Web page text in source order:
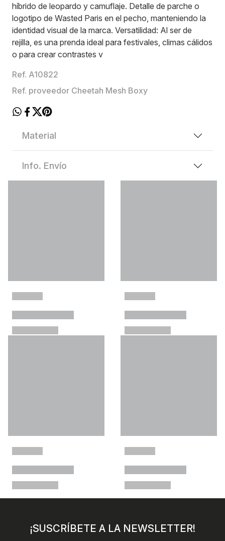
híbrido de leopardo y camuflaje. Detalle de parche o
logotipo de Wasted Paris en el pecho, manteniendo la
identidad visual de la marca. Versatilidad: Al ser de
rejilla, es una prenda ideal para festivales, climas cálidos
o para crear contrastes v
Ref. A10822
Ref. proveedor Cheetah Mesh Boxy
Material
Info. Envío
¡SUSCRÍBETE A LA NEWSLETTER!